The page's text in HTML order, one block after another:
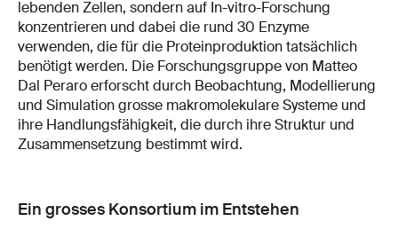
lebenden Zellen, sondern auf In-vitro-Forschung
konzentrieren und dabei die rund 30 Enzyme
verwenden, die für die Proteinproduktion tatsächlich
benötigt werden. Die Forschungsgruppe von Matteo
Dal Peraro erforscht durch Beobachtung, Modellierung
und Simulation grosse makromolekulare Systeme und
ihre Handlungsfähigkeit, die durch ihre Struktur und
Zusammensetzung bestimmt wird.
Ein grosses Konsortium im Entstehen